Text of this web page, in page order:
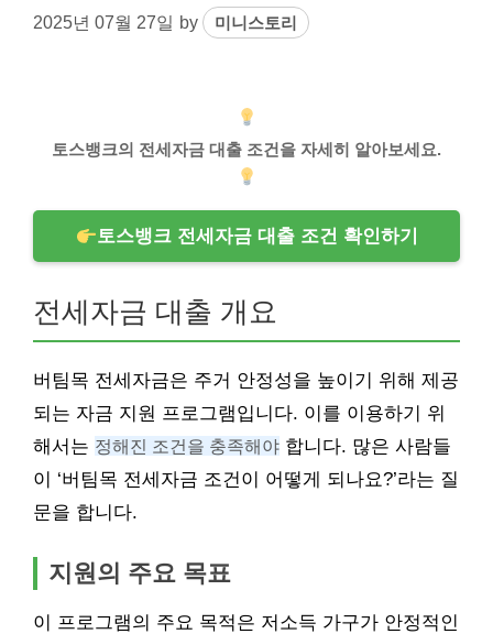
2025년 07월 27일 by 미니스토리
토스뱅크의 전세자금 대출 조건을 자세히 알아보세요.
토스뱅크 전세자금 대출 조건 확인하기
전세자금 대출 개요
버팀목 전세자금은 주거 안정성을 높이기 위해 제공
되는 자금 지원 프로그램입니다. 이를 이용하기 위
해서는 정해진 조건을 충족해야 합니다. 많은 사람들
이 ‘버팀목 전세자금 조건이 어떻게 되나요?’라는 질
문을 합니다.
지원의 주요 목표
이 프로그램의 주요 목적은 저소득 가구가 안정적인